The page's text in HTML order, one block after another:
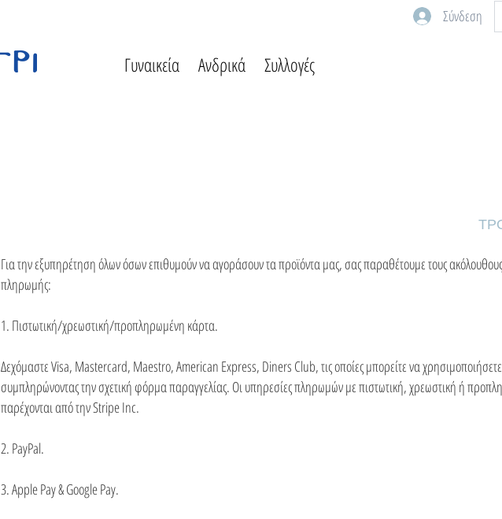
Σύνδεση
Γυναικεία Ανδρικά Συλλογές
Για την εξυπηρέτηση όλων όσων επιθυμούν να αγοράσουν τα προϊόντα μας, σας παραθέτουμε τους
πληρωμής:
1. Πιστωτική/χρεωστική/προπληρωμένη κάρτα.
Δεχόμαστε Visa, Mastercard, Maestro, American Express, Diners Club, τις οποίες μπορείτε να
συμπληρώνοντας την σχετική φόρμα παραγγελίας. Οι υπηρεσίες πληρωμών με πιστωτική, χρεωστική ή
παρέχονται από την Stripe Inc.
2. PayPal.
3. Apple Pay & Google Pay.